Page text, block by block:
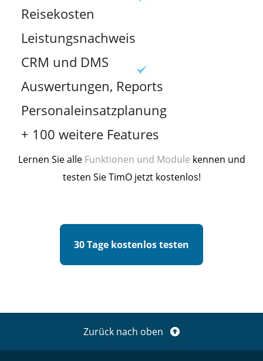
Reisekosten
Leistungsnachweis
CRM und DMS
Auswertungen, Reports
Personaleinsatzplanung
+ 100 weitere Features
Lernen Sie alle Funktionen und Module kennen und
testen Sie TimO jetzt kostenlos!
30 Tage kostenlos testen
Zurück nach oben